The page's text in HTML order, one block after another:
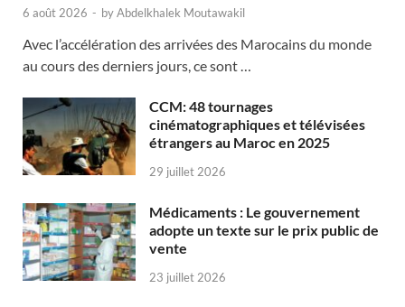
6 août 2026 - byAbdelkhalek Moutawakil
Avec l’accélération des arrivées des Marocains du monde
au cours des derniers jours, ce sont …
CCM: 48 tournages
cinématographiques et télévisées
étrangers au Maroc en 2025
29 juillet 2026
Médicaments : Le gouvernement
adopte un texte sur le prix public de
vente
23 juillet 2026